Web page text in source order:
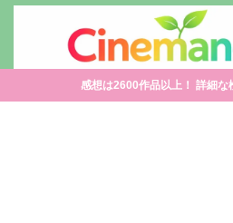
感想は2600作品以上！ 詳細な